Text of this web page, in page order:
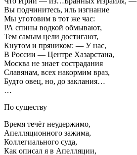
Вы подчинитесь, иль изгнание
Мы уготовим в тот же час:
РА спины водкой обмывают,
Тем самым цели достигают,
Кнутом и пряником: — У нас,
В России — Центре Хазарстана,
Москва не знает сострадания
Славянам, всех накормим враз,
Будто овец, но, до заклания…
…
По существу
Время течёт неудержимо,
Апелляционного зажима,
Коллегиального суда,
Как описал я в Апелляции,